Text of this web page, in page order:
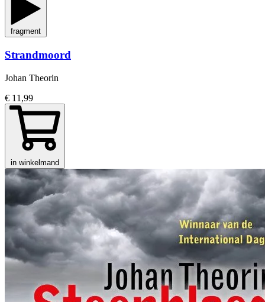
fragment
Strandmoord
Johan Theorin
€ 11,99
in winkelmand